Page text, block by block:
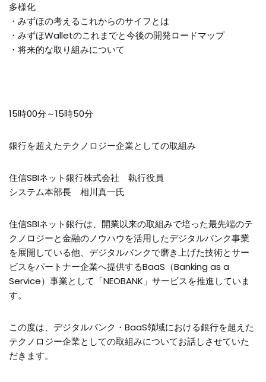
多様化
・みずほの考えるこれからのサイフとは
・みずほWalletのこれまでと今後の開発ロードマップ
・将来的な取り組みについて
15時00分～15時50分
銀行を超えたテクノロジー企業としての取組み
住信SBIネット銀行株式会社 執行役員
システム本部長 相川真一氏
住信SBIネット銀行は、開業以来の取組みで培った最先端のテ
クノロジーと金融のノウハウを活用したデジタルバンク事業
を展開している他、デジタルバンクで磨き上げた技術とサー
ビスをパートナー企業へ提供するBaaS（Banking as a
Service）事業として「NEOBANK」サービスを推進していま
す。
この度は、デジタルバンク・BaaS領域における銀行を超えた
テクノロジー企業としての取組みについてお話しさせていた
だきます。